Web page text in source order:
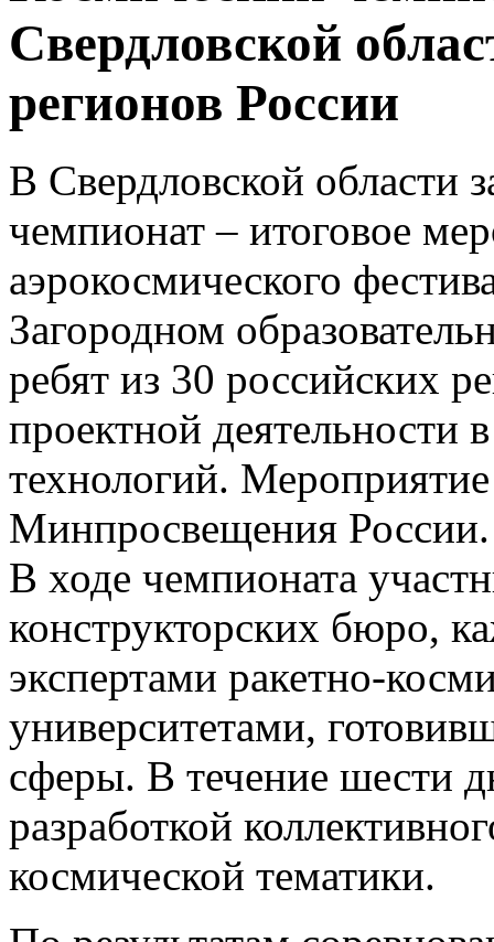
Свердловской
регионов России
В Свердловской области
чемпионат – итоговое
аэрокосмического
Загородном
ребят из 30 российских
проектной деятельности
технологий.
Минпросвещения России.
В ходе чемпионата
конструкторских бюро,
экспертами ракетно-
университетами,
сферы. В течение шести
разработкой
космической тематики.